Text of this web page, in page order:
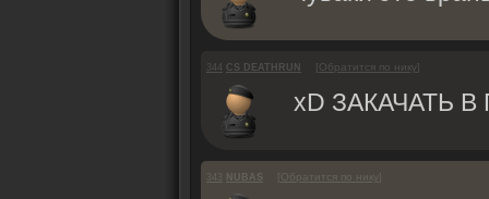
CS DEATHRUN [Обратится по нику]
xD ЗАКАЧАТЬ В
NUBAS [Обратится по нику ]